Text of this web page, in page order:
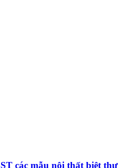
các mẫu nội thất biệt thự